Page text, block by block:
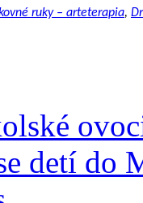
ruky – arteterapia,
detí do